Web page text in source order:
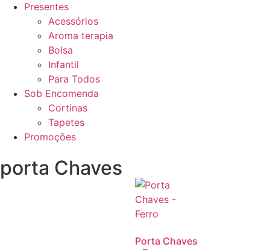
Presentes
Acessórios
Aroma terapia
Bolsa
Infantil
Para Todos
Sob Encomenda
Cortinas
Tapetes
Promoções
porta Chaves
Porta Chaves